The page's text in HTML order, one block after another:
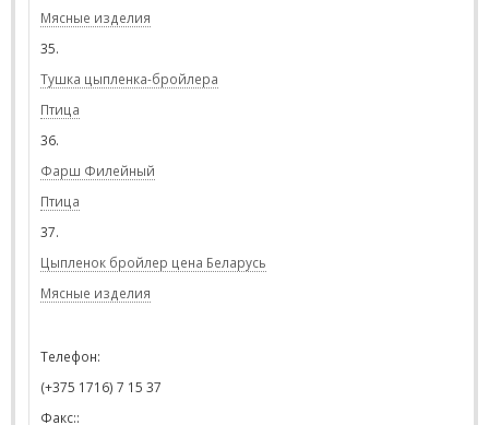
Мясные изделия
35.
Тушка цыпленка-бройлера
Птица
36.
Фарш Филейный
Птица
37.
Цыпленок бройлер цена Беларусь
Мясные изделия
Телефон:
(+375 1716) 7 15 37
Факс::